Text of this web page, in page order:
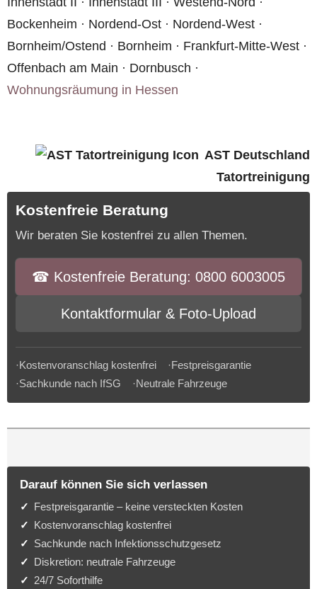
Bockenheim · Nordend-Ost · Nordend-West ·
Bornheim/Ostend · Bornheim · Frankfurt-Mitte-West ·
Offenbach am Main · Dornbusch ·
Wohnungsräumung in Hessen
AST Deutschland
Tatortreinigung
Kostenfreie Beratung
Wir beraten Sie kostenfrei zu allen Themen.
☎︎ Kostenfreie Beratung: 0800 6003005
Kontaktformular & Foto-Upload
·Kostenvoranschlag kostenfrei ·Festpreisgarantie
·Sachkunde nach IfSG ·Neutrale Fahrzeuge
Darauf können Sie sich verlassen
Festpreisgarantie – keine versteckten Kosten
Kostenvoranschlag kostenfrei
Sachkunde nach Infektionsschutzgesetz
Diskretion: neutrale Fahrzeuge
24/7 Soforthilfe